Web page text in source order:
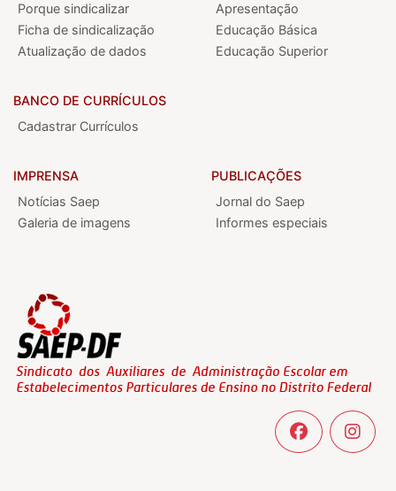
Porque sindicalizar
Ficha de sindicalização
Atualização de dados
BANCO DE CURRÍCULOS
Cadastrar Currículos
Apresentação
Educação Básica
Educação Superior
IMPRENSA
Notícias Saep
Galeria de imagens
PUBLICAÇÕES
Jornal do Saep
Informes especiais